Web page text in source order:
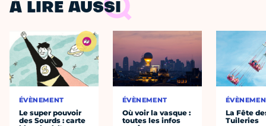
À LIRE AUSSI
ÉVÈNEMENT
Le super pouvoir
des Sourds : carte
ÉVÈNEMENT
Où voir la vasque :
toutes les infos
La Fête
Tuileries